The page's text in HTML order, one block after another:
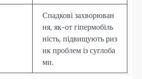
Спадкові захворюван
ня, як-от гіпермобіль
ність, підвищують риз
ик проблем із суглоба
ми.